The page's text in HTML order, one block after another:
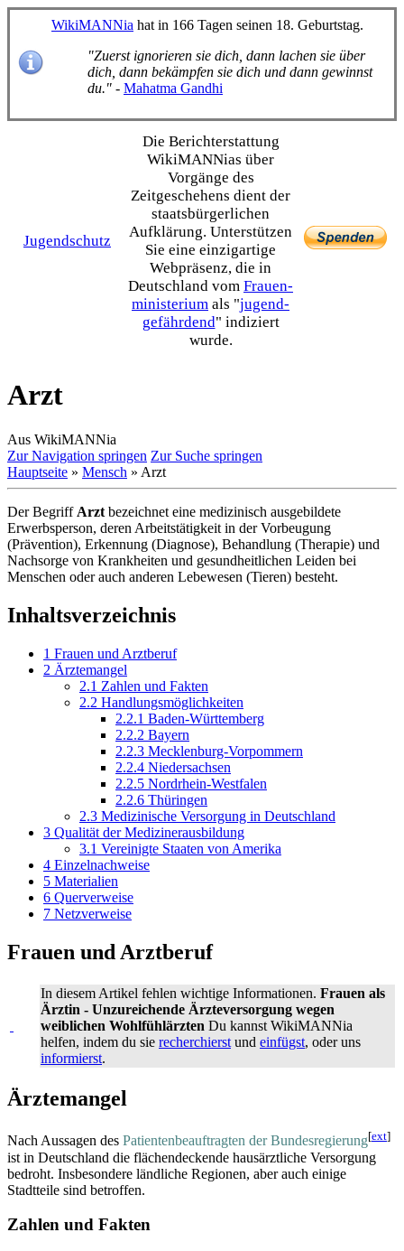
WikiMANNia hat in 166 Tagen seinen 18. Geburtstag.
"Zuerst ignorieren sie dich, dann lachen sie über
dich, dann bekämpfen sie dich und dann gewinnst
du." - Mahatma Gandhi
Jugendschutz
Die Bericht­erstattung
WikiMANNias über
Vorgänge des
Zeitgeschehens dient der
staats­bürgerlichen
Aufklärung. Unterstützen
Sie eine einzig­artige
Webpräsenz, die in
Deutschland vom Frauen­
ministerium als "jugend­
gefährdend" indiziert
wurde.
Arzt
Aus WikiMANNia
Zur Navigation springen Zur Suche springen
Hauptseite » Mensch » Arzt
Der Begriff Arzt bezeichnet eine medizinisch ausgebildete
Erwerbsperson, deren Arbeits­tätigkeit in der Vorbeugung
(Prävention), Erkennung (Diagnose), Behandlung (Therapie) und
Nachsorge von Krankheiten und gesundheitlichen Leiden bei
Menschen oder auch anderen Lebewesen (Tieren) besteht.
Inhaltsverzeichnis
1 Frauen und Arztberuf
2 Ärztemangel
2.1 Zahlen und Fakten
2.2 Handlungsmöglichkeiten
2.2.1 Baden-Württemberg
2.2.2 Bayern
2.2.3 Mecklenburg-Vorpommern
2.2.4 Niedersachsen
2.2.5 Nordrhein-Westfalen
2.2.6 Thüringen
2.3 Medizinische Versorgung in Deutschland
3 Qualität der Medizinerausbildung
3.1 Vereinigte Staaten von Amerika
4 Einzelnachweise
5 Materialien
6 Querverweise
7 Netzverweise
Frauen und Arztberuf
In diesem Artikel fehlen wichtige Informationen. Frauen als
Ärztin - Unzureichende Ärzteversorgung wegen
weiblichen Wohlfühlärzten Du kannst WikiMANNia
helfen, indem du sie recherchierst und einfügst, oder uns
informierst.
Ärztemangel
Nach Aussagen des Patientenbeauftragten der Bundesregierung[ext]
ist in Deutschland die flächendeckende hausärztliche Versorgung
bedroht. Insbesondere ländliche Regionen, aber auch einige
Stadtteile sind betroffen.
Zahlen und Fakten